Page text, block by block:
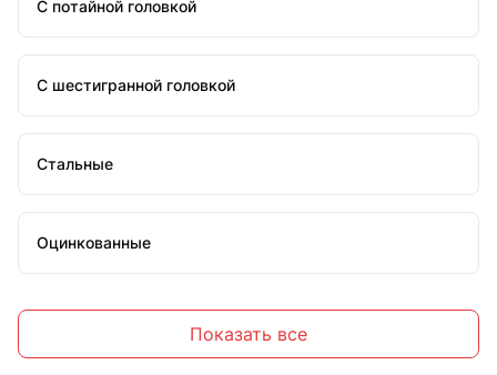
С потайной головкой
С шестигранной головкой
Стальные
Оцинкованные
Показать все